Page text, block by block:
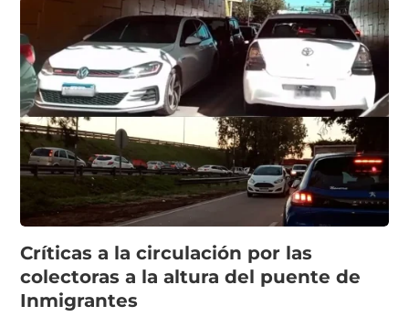
Críticas a la circulación por las
colectoras a la altura del puente de
Inmigrantes